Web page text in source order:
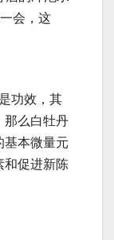
会，这
功效，其
那么白牡丹
基本微量元
和促进新陈